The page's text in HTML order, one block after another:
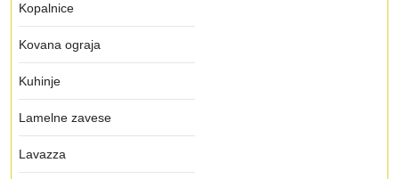
Kopalnice
Kovana ograja
Kuhinje
Lamelne zavese
Lavazza